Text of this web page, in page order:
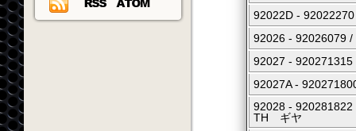
92022D -
92026 - 92026079 /
92027 - 920271315
92027A -
92028 -
TH ギヤ